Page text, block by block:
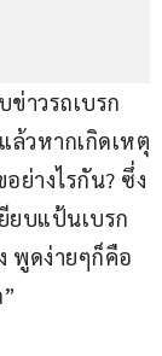
าวรถเบรก
วหากเกิดเหตุ
ย่างไรกัน? ซึ่ง
ยบแป้นเบรก
พูดง่ายๆก็คือ